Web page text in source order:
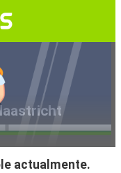
actualmente.